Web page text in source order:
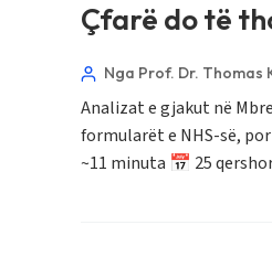
Çfarë do të
Nga Prof. Dr. Thomas
Analizat e gjakut në
formularët e NHS-së,
~11 minuta 📅 25Galego
Latviešu
Gàidhlig